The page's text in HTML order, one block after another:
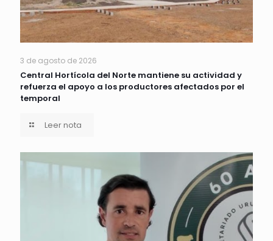
3 de agosto de 2026
Central Hortícola del Norte mantiene su actividad y
refuerza el apoyo a los productores afectados por el
temporal
Leer nota